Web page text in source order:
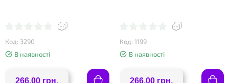
Код: 3290
В наявності
266.00 грн.
Код: 1199
В наявності
266.00 грн.